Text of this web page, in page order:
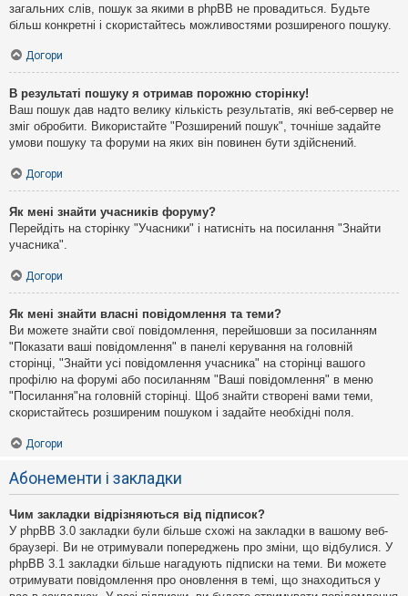
загальних слів, пошук за якими в phpBB не провадиться. Будьте
більш конкретні і скористайтесь можливостями розширеного пошуку.
Догори
В результаті пошуку я отримав порожню сторінку!
Ваш пошук дав надто велику кількість результатів, які веб-сервер не
зміг обробити. Використайте "Розширений пошук", точніше задайте
умови пошуку та форуми на яких він повинен бути здійснений.
Догори
Як мені знайти учасників форуму?
Перейдіть на сторінку "Учасники" і натисніть на посилання "Знайти
учасника".
Догори
Як мені знайти власні повідомлення та теми?
Ви можете знайти свої повідомлення, перейшовши за посиланням
"Показати ваші повідомлення" в панелі керування на головній
сторінці, "Знайти усі повідомлення учасника" на сторінці вашого
профілю на форумі або посиланням "Ваші повідомлення" в меню
"Посилання"на головній сторінці. Щоб знайти створені вами теми,
скористайтесь розширеним пошуком і задайте необхідні поля.
Догори
Абонементи і закладки
Чим закладки відрізняються від підписок?
У phpBB 3.0 закладки були більше схожі на закладки в вашому веб-
браузері. Ви не отримували попереджень про зміни, що відбулися. У
phpBB 3.1 закладки більше нагадують підписки на теми. Ви можете
отримувати повідомлення про оновлення в темі, що знаходиться у